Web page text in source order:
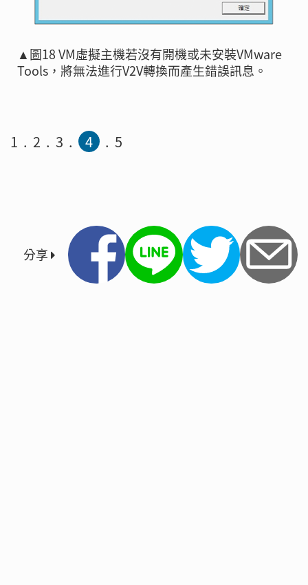
▲圖18 VM虛擬主機若沒有開機或未安裝VMware
Tools，將無法進行V2V轉換而產生錯誤訊息。
1 2 3 4 5
分享